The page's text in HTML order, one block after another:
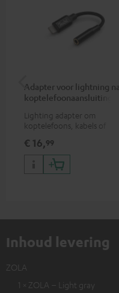
Adapter voor lightning
koptelefoonaansluiting
Lighting adapter om
koptelefoons, kabels of
jack plug aan te sluiten op
iPhone, iPad, iPod etc., MFI
gecertificeerd, 100%
compatibel
€ 16,99
Inhoud levering
ZOLA
1 × ZOLA – Light gray